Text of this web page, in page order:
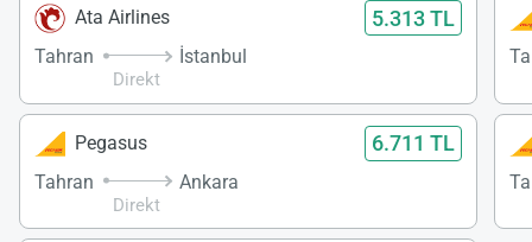
Ata Airlines 5.313 TL
Tahran
Direkt
İstanbul
Pegasus 6.711 TL
Tahran
Direkt
Ankara